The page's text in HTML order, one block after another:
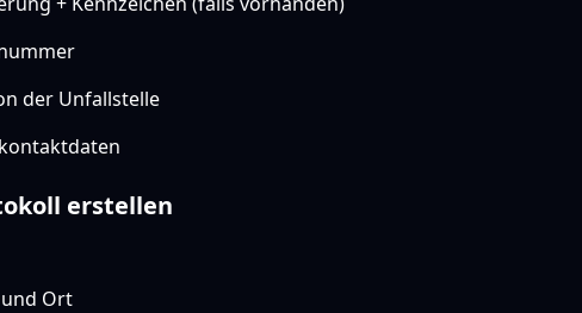
der Unfallstelle
erstellen
Ort